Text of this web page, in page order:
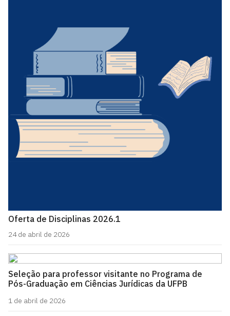
Oferta de Disciplinas 2026.1
24 de abril de 2026
Seleção para professor visitante no Programa de
Pós-Graduação em Ciências Jurídicas da UFPB
1 de abril de 2026